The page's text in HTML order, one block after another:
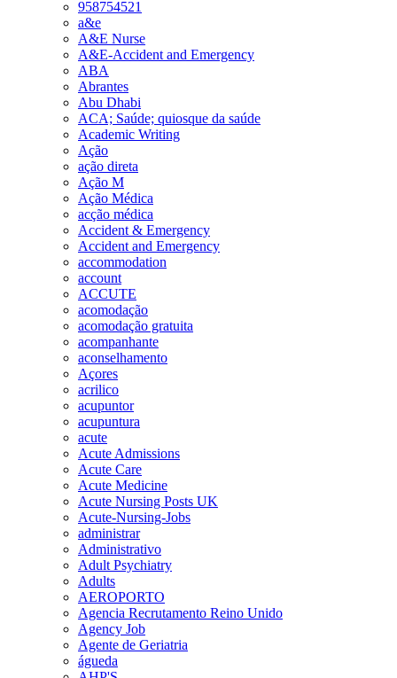
958754521
a&e
A&E Nurse
A&E-Accident and Emergency
ABA
Abrantes
Abu Dhabi
ACA; Saúde; quiosque da saúde
Academic Writing
Ação
ação direta
Ação M
Ação Médica
acção médica
Accident & Emergency
Accident and Emergency
accommodation
account
ACCUTE
acomodação
acomodação gratuita
acompanhante
aconselhamento
Açores
acrilico
acupuntor
acupuntura
acute
Acute Admissions
Acute Care
Acute Medicine
Acute Nursing Posts UK
Acute-Nursing-Jobs
administrar
Administrativo
Adult Psychiatry
Adults
AEROPORTO
Agencia Recrutamento Reino Unido
Agency Job
Agente de Geriatria
águeda